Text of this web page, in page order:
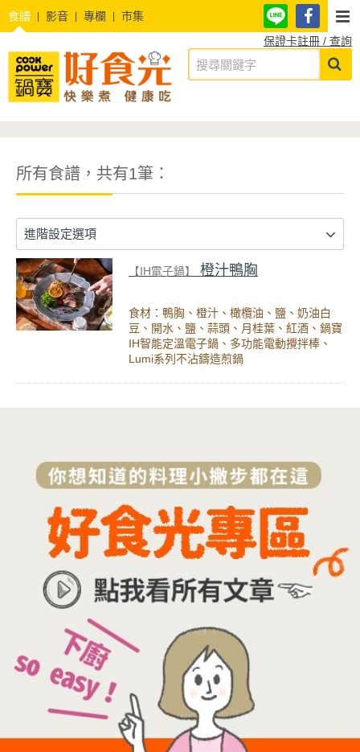
食譜 影音 專欄
市集
保證卡註冊 / 查詢
所有食譜，共有1筆：
進階設定選項
【IH電子鍋】 橙汁鴨胸
食材：鴨胸、橙汁、橄欖油、鹽、奶油白
豆、開水、鹽、蒜頭、月桂葉、紅酒、鍋寶
IH智能定溫電子鍋、多功能電動攪拌棒、
Lumi系列不沾鑄造煎鍋